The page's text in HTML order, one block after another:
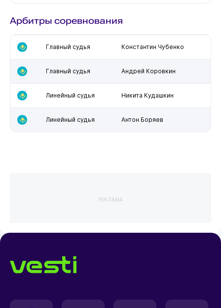
Арбитры соревнования
Главный судья Константин Чубенко
Главный судья Андрей Коровкин
Линейный судья Никита Кудашкин
Линейный судья Антон Боряев
РЕКЛАМА